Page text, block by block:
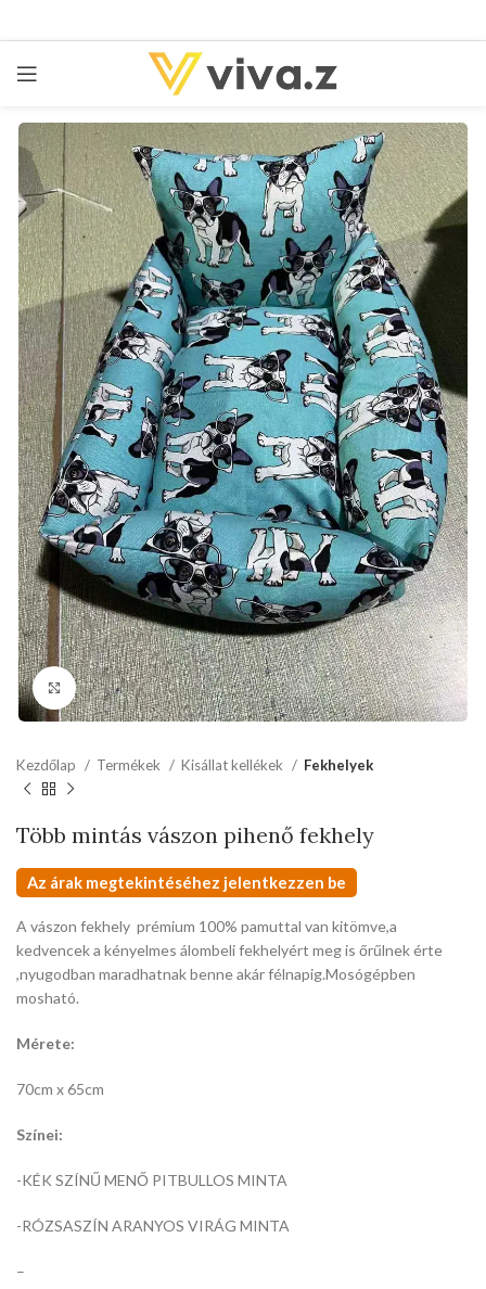
kattints a kinagyításhoz
Kezdőlap Termékek Kisállat kellékek Fekhelyek
Több mintás vászon pihenő fekhely
Az árak megtekintéséhez jelentkezzen be
A vászon fekhely prémium 100% pamuttal van kitömve,a
kedvencek a kényelmes álombeli fekhelyért meg is őrűlnek érte
,nyugodban maradhatnak benne akár félnapig.Mosógépben
mosható.
Mérete:
70cm x 65cm
Színei:
-KÉK SZÍNŰ MENŐ PITBULLOS MINTA
-RÓZSASZÍN ARANYOS VIRÁG MINTA
–